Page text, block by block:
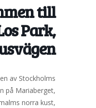
till
Park,
av Stockholms
på Mariaberget,
norra kust,